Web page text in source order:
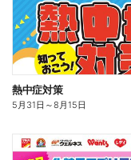
熱中症対策
5月31日 ～8月15日